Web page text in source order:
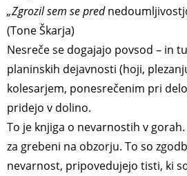
„Zgrozil sem se pred
(Tone Škarja)
Nesreče se dogajajo povsod – in
planinskih dejavnosti (hoji,
kolesarjem, ponesrečenim pri
pridejo v dolino.
To je knjiga o nevarnostih v
za grebeni na obzorju. To so
nevarnost, pripovedujejo tisti, ki